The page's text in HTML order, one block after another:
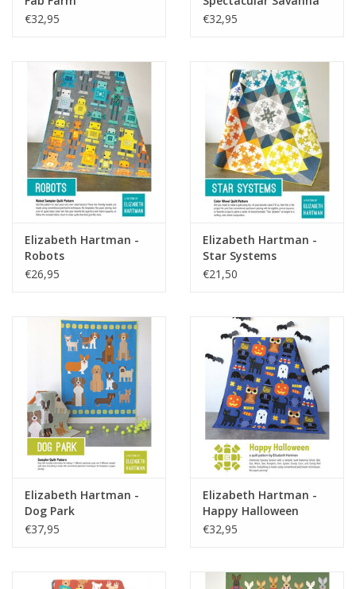
€32,95
€32,95
Elizabeth Hartman -
Robots
€26,95
Elizabeth Hartman -
Star Systems
€21,50
Elizabeth Hartman -
Dog Park
€37,95
Elizabeth Hartman -
Happy Halloween
€32,95